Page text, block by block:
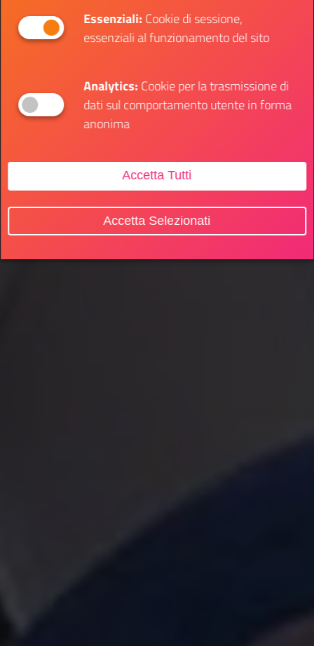
Essenziali:Cookie di sessione,
essenziali al funzionamento del sito
Analytics:Cookie per la trasmissione di
dati sul comportamento utente in forma
anonima
Accetta Tutti
Accetta Selezionati